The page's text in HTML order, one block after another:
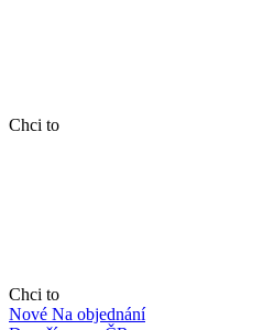
Chci to
Chci to
Nové Na objednání